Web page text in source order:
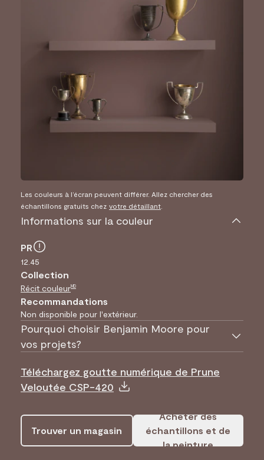
Les couleurs à l’écran peuvent différer. Allez chercher des
échantillons gratuits chez votre détaillant
Informations sur la couleur
PR
12.45
Collection
Récit couleurMD
Recommandations
Non disponible pour l'extérieur.
Pourquoi choisir Benjamin Moore pour
vos projets?
Téléchargez goutte numérique de Prune
Veloutée CSP-420
Trouver un magasin
Acheter des
échantillons et de
la peinture